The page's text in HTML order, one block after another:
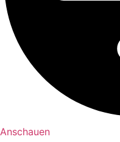
Anschauen